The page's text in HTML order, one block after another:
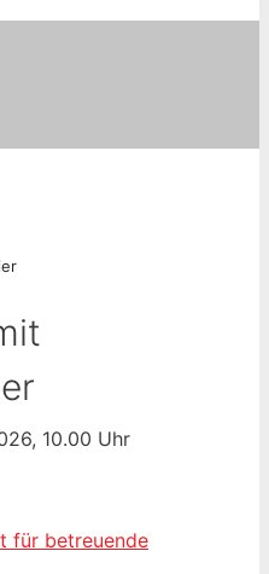
10.00 Uhr
für betreuende